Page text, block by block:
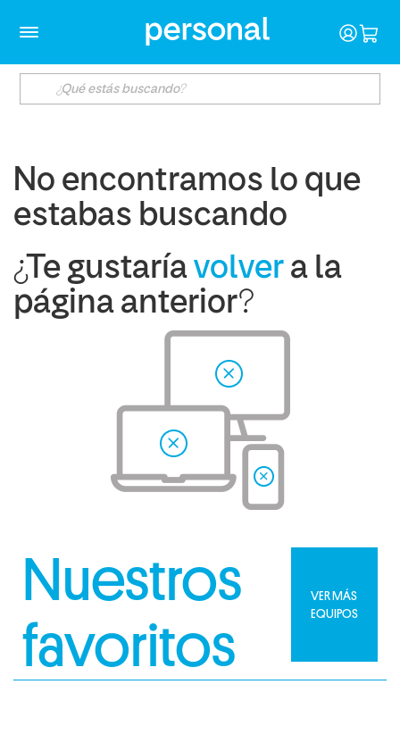
No encontramos lo que
estabas buscando
¿Te gustaría volver a la
página anterior?
Nuestros
favoritos
VER MÁS
EQUIPOS